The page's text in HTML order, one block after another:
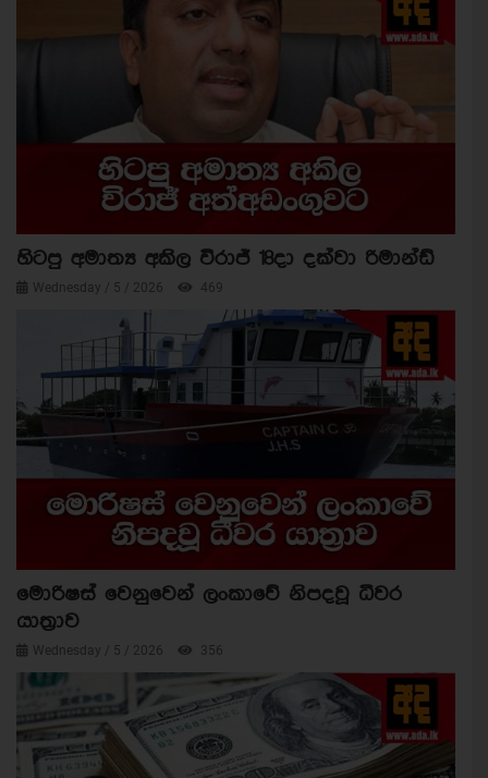
හිටපු අමාත්‍ය අකිල විරාජ් 18දා දක්වා රිමාන්ඩ්
Wednesday / 5 / 2026 469
මොරිෂස් වෙනුවෙන් ලංකාවේ නිපදවූ ධීවර
යාත්‍රාව
Wednesday / 5 / 2026 356